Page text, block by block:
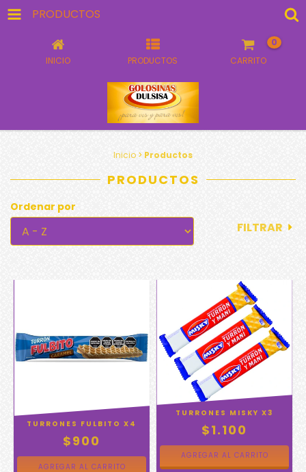
PRODUCTOS
INICIO PRODUCTOS CARRITO
0
Inicio > Productos
PRODUCTOS
Ordenar por
FILTRAR
TURRONES FULBITO X4
$900
TURRONES MISKY X3
$1.100